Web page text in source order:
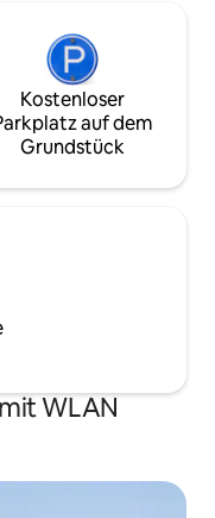
Kostenloser
auf dem
Grundstück
WLAN